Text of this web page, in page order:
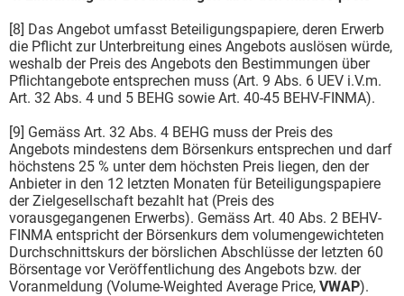
[8] Das Angebot umfasst Beteiligungspapiere, deren Erwerb
die Pflicht zur Unterbreitung eines Angebots auslösen würde,
weshalb der Preis des Angebots den Bestimmungen über
Pflichtangebote entsprechen muss (Art. 9 Abs. 6 UEV i.V.m.
Art. 32 Abs. 4 und 5 BEHG sowie Art. 40-45 BEHV-FINMA).
[9] Gemäss Art. 32 Abs. 4 BEHG muss der Preis des
Angebots mindestens dem Börsenkurs entsprechen und darf
höchstens 25 % unter dem höchsten Preis liegen, den der
Anbieter in den 12 letzten Monaten für Beteiligungspapiere
der Zielgesellschaft bezahlt hat (Preis des
vorausgegangenen Erwerbs). Gemäss Art. 40 Abs. 2 BEHV-
FINMA entspricht der Börsenkurs dem volumengewichteten
Durchschnittskurs der börslichen Abschlüsse der letzten 60
Börsentage vor Veröffentlichung des Angebots bzw. der
Voranmeldung (Volume-Weighted Average Price, VWAP).